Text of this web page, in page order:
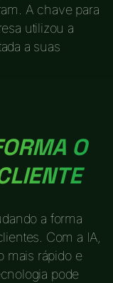
A chave para
utilizou a
a suas
O
a forma
Com a IA,
mais rápido e
pode